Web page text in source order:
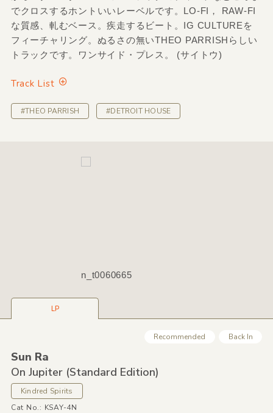
でクロスするホントいいレーベルです。LO-FI， RAW-FI
な質感、軋むベース。疾走するビート。IG CULTUREを
フィーチャリング。ぬるさの無いTHEO PARRISHらしい
トラックです。ワンサイド・プレス。 (サイトウ)
Track List
#THEO PARRISH #DETROIT HOUSE
n_t0060665
LP
Recommended Back In
Sun Ra
On Jupiter (Standard Edition)
Kindred Spirits
Cat No.: KSAY-4N